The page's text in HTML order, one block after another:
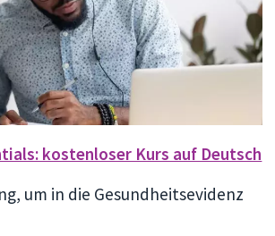
kostenloser Kurs auf Deutsch
um in die Gesundheitsevidenz